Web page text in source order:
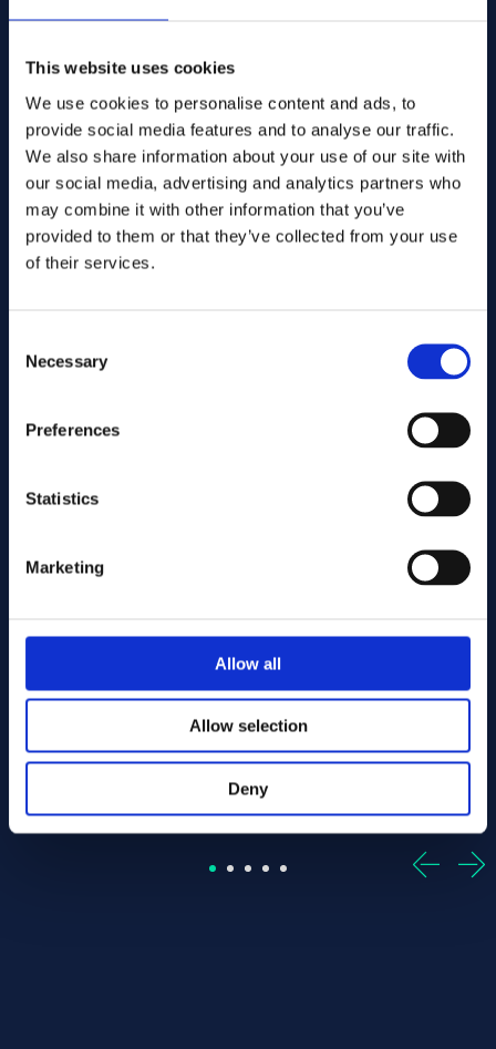
This website uses cookies
We use cookies to personalise content and ads, to
provide social media features and to analyse our traffic.
We also share information about your use of our site with
our social media, advertising and analytics partners who
may combine it with other information that you’ve
provided to them or that they’ve collected from your use
of their services.
Selection
Necessary
Preferences
Statistics
Marketing
Allow all
Allow selection
Deny
Skicka
Kapning
- Offcut
bar 30.00 x 755.00 ASTM B160 - Offcut
Alloy:
Nickel 200/201 Round bar 30.00 x 1635.00 ASTM
Form:
Dim (mm): 30.00 x 1635.00
Nickel 200/201
Spec:
Dim (mm): 30.00 x 320.00
I lager: 1 st